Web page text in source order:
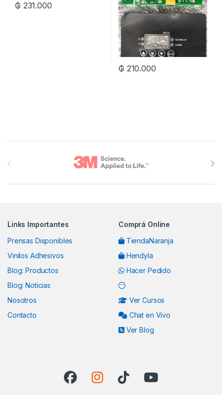
₲ 231.000
₲ 210.000
Links Importantes
Prensas Disponibles
Vinilos Adhesivos
Blog: Productos
Blog: Noticias
Nosotros
Contacto
Comprá Online
TiendaNaranja
Hendyla
Hacer Pedido
Ver Cursos
Chat en Vivo
Ver Blog